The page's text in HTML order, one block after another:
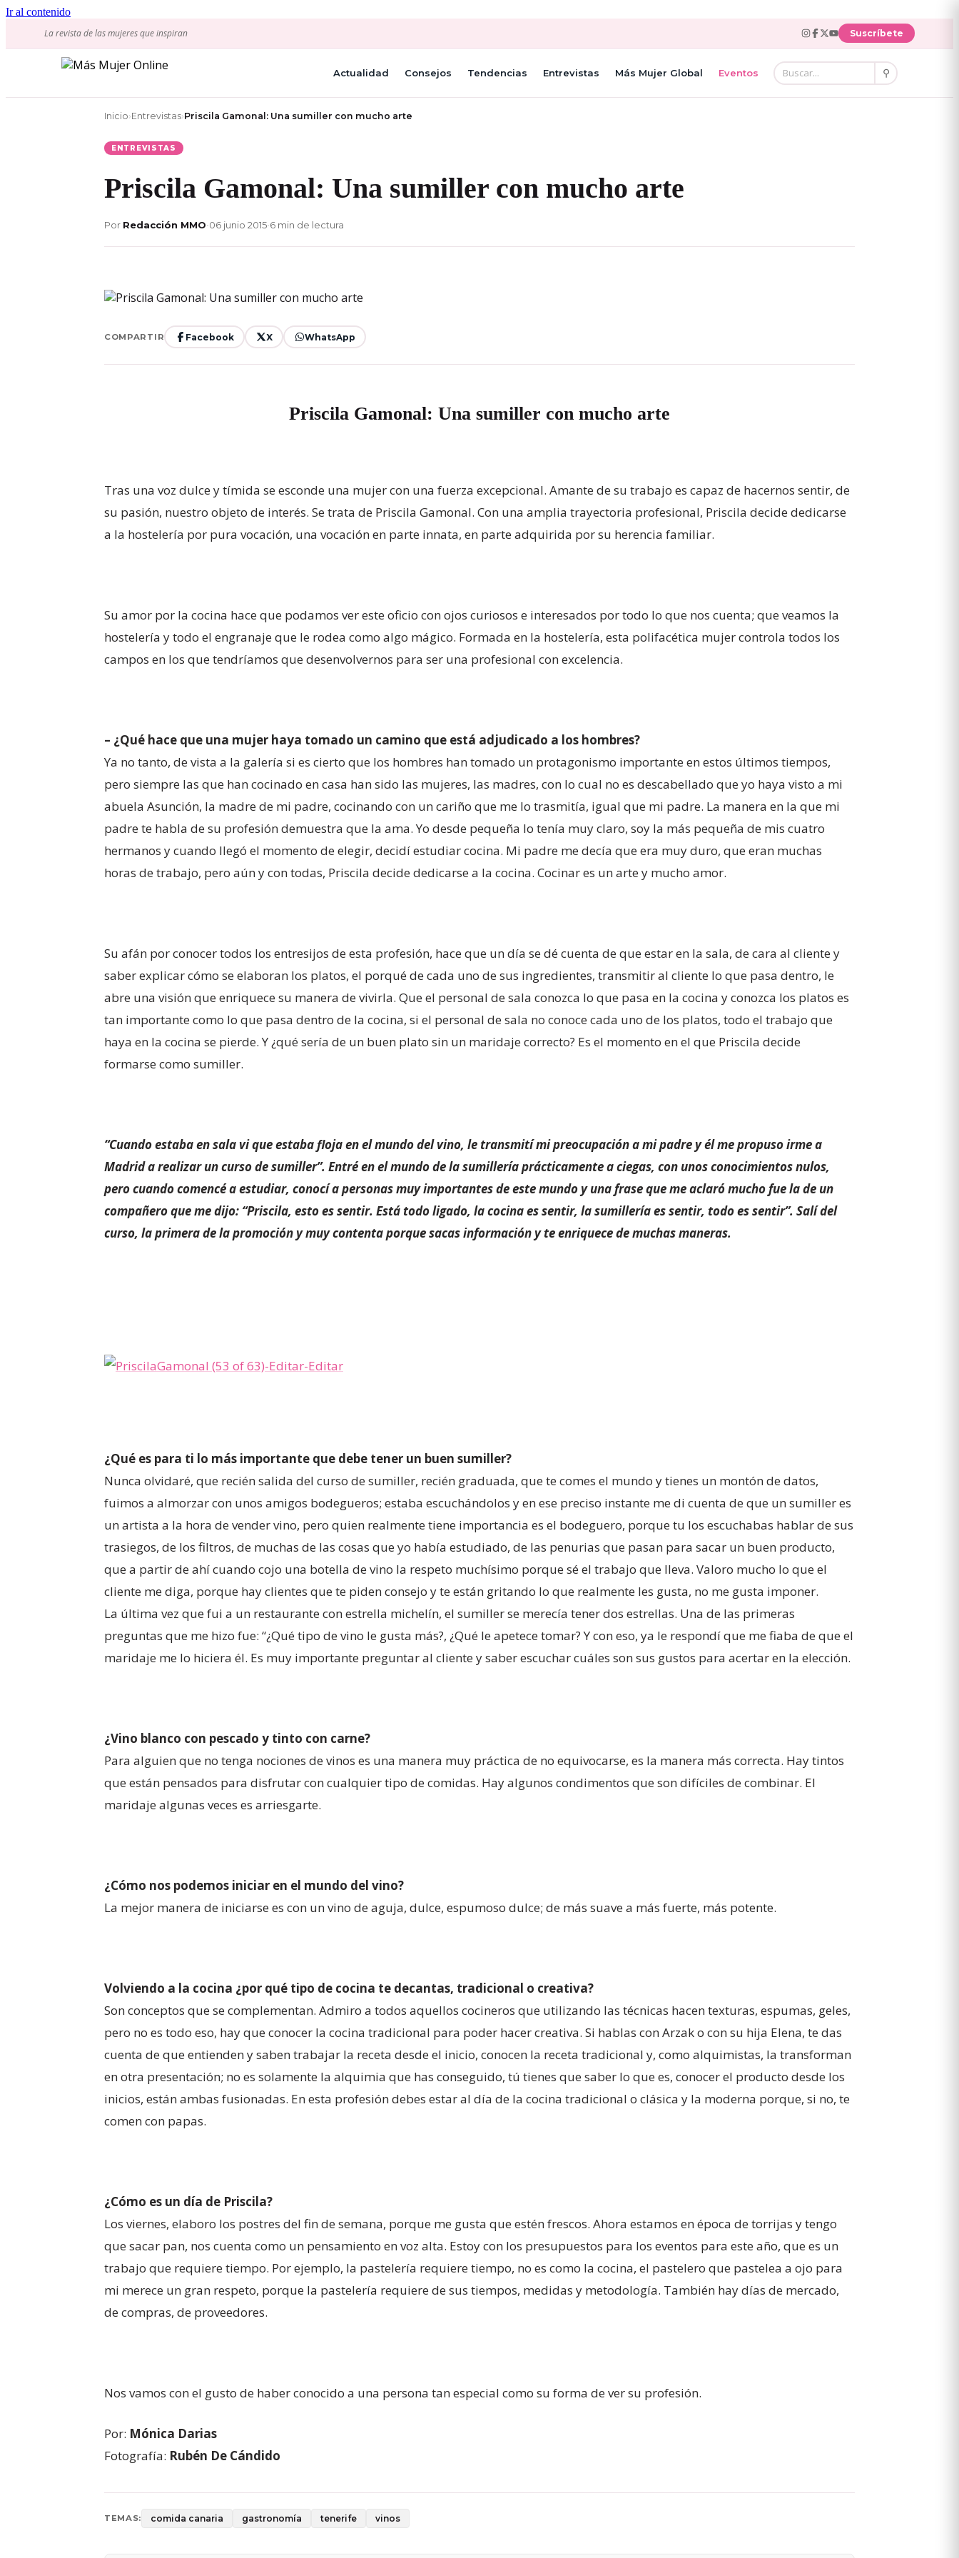
Ir al contenido
La revista de las mujeres que inspiran
Suscríbete
Actualidad Consejos Tendencias Entrevistas Más Mujer Global Eventos ⚲
Inicio›Entrevistas›Priscila Gamonal: Una sumiller con mucho arte
ENTREVISTAS
Priscila Gamonal: Una sumiller con mucho arte
Por Redacción MMO•06 junio 2015•6 min de lectura
COMPARTIR Facebook X WhatsApp
Priscila Gamonal: Una sumiller con mucho arte
Tras una voz dulce y tímida se esconde una mujer con una fuerza excepcional. Amante de su trabajo es capaz de hacernos sentir, de
su pasión, nuestro objeto de interés. Se trata de Priscila Gamonal. Con una amplia trayectoria profesional, Priscila decide dedicarse
a la hostelería por pura vocación, una vocación en parte innata, en parte adquirida por su herencia familiar.
Su amor por la cocina hace que podamos ver este oficio con ojos curiosos e interesados por todo lo que nos cuenta; que veamos la
hostelería y todo el engranaje que le rodea como algo mágico. Formada en la hostelería, esta polifacética mujer controla todos los
campos en los que tendríamos que desenvolvernos para ser una profesional con excelencia.
– ¿Qué hace que una mujer haya tomado un camino que está adjudicado a los hombres?
Ya no tanto, de vista a la galería si es cierto que los hombres han tomado un protagonismo importante en estos últimos tiempos,
pero siempre las que han cocinado en casa han sido las mujeres, las madres, con lo cual no es descabellado que yo haya visto a mi
abuela Asunción, la madre de mi padre, cocinando con un cariño que me lo trasmitía, igual que mi padre. La manera en la que mi
padre te habla de su profesión demuestra que la ama. Yo desde pequeña lo tenía muy claro, soy la más pequeña de mis cuatro
hermanos y cuando llegó el momento de elegir, decidí estudiar cocina. Mi padre me decía que era muy duro, que eran muchas
horas de trabajo, pero aún y con todas, Priscila decide dedicarse a la cocina. Cocinar es un arte y mucho amor.
Su afán por conocer todos los entresijos de esta profesión, hace que un día se dé cuenta de que estar en la sala, de cara al cliente y
saber explicar cómo se elaboran los platos, el porqué de cada uno de sus ingredientes, transmitir al cliente lo que pasa dentro, le
abre una visión que enriquece su manera de vivirla. Que el personal de sala conozca lo que pasa en la cocina y conozca los platos es
tan importante como lo que pasa dentro de la cocina, si el personal de sala no conoce cada uno de los platos, todo el trabajo que
haya en la cocina se pierde. Y ¿qué sería de un buen plato sin un maridaje correcto? Es el momento en el que Priscila decide
formarse como sumiller.
“Cuando estaba en sala vi que estaba floja en el mundo del vino, le transmití mi preocupación a mi padre y él me propuso irme a
Madrid a realizar un curso de sumiller”. Entré en el mundo de la sumillería prácticamente a ciegas, con unos conocimientos nulos,
pero cuando comencé a estudiar, conocí a personas muy importantes de este mundo y una frase que me aclaró mucho fue la de un
compañero que me dijo: “Priscila, esto es sentir. Está todo ligado, la cocina es sentir, la sumillería es sentir, todo es sentir”. Salí del
curso, la primera de la promoción y muy contenta porque sacas información y te enriquece de muchas maneras.
¿Qué es para ti lo más importante que debe tener un buen sumiller?
Nunca olvidaré, que recién salida del curso de sumiller, recién graduada, que te comes el mundo y tienes un montón de datos,
fuimos a almorzar con unos amigos bodegueros; estaba escuchándolos y en ese preciso instante me di cuenta de que un sumiller es
un artista a la hora de vender vino, pero quien realmente tiene importancia es el bodeguero, porque tu los escuchabas hablar de sus
trasiegos, de los filtros, de muchas de las cosas que yo había estudiado, de las penurias que pasan para sacar un buen producto,
que a partir de ahí cuando cojo una botella de vino la respeto muchísimo porque sé el trabajo que lleva. Valoro mucho lo que el
cliente me diga, porque hay clientes que te piden consejo y te están gritando lo que realmente les gusta, no me gusta imponer.
La última vez que fui a un restaurante con estrella michelín, el sumiller se merecía tener dos estrellas. Una de las primeras
preguntas que me hizo fue: “¿Qué tipo de vino le gusta más?, ¿Qué le apetece tomar? Y con eso, ya le respondí que me fiaba de que el
maridaje me lo hiciera él. Es muy importante preguntar al cliente y saber escuchar cuáles son sus gustos para acertar en la elección.
¿Vino blanco con pescado y tinto con carne?
Para alguien que no tenga nociones de vinos es una manera muy práctica de no equivocarse, es la manera más correcta. Hay tintos
que están pensados para disfrutar con cualquier tipo de comidas. Hay algunos condimentos que son difíciles de combinar. El
maridaje algunas veces es arriesgarte.
¿Cómo nos podemos iniciar en el mundo del vino?
La mejor manera de iniciarse es con un vino de aguja, dulce, espumoso dulce; de más suave a más fuerte, más potente.
Volviendo a la cocina ¿por qué tipo de cocina te decantas, tradicional o creativa?
Son conceptos que se complementan. Admiro a todos aquellos cocineros que utilizando las técnicas hacen texturas, espumas, geles,
pero no es todo eso, hay que conocer la cocina tradicional para poder hacer creativa. Si hablas con Arzak o con su hija Elena, te das
cuenta de que entienden y saben trabajar la receta desde el inicio, conocen la receta tradicional y, como alquimistas, la transforman
en otra presentación; no es solamente la alquimia que has conseguido, tú tienes que saber lo que es, conocer el producto desde los
inicios, están ambas fusionadas. En esta profesión debes estar al día de la cocina tradicional o clásica y la moderna porque, si no, te
comen con papas.
¿Cómo es un día de Priscila?
Los viernes, elaboro los postres del fin de semana, porque me gusta que estén frescos. Ahora estamos en época de torrijas y tengo
que sacar pan, nos cuenta como un pensamiento en voz alta. Estoy con los presupuestos para los eventos para este año, que es un
trabajo que requiere tiempo. Por ejemplo, la pastelería requiere tiempo, no es como la cocina, el pastelero que pastelea a ojo para
mi merece un gran respeto, porque la pastelería requiere de sus tiempos, medidas y metodología. También hay días de mercado,
de compras, de proveedores.
Nos vamos con el gusto de haber conocido a una persona tan especial como su forma de ver su profesión.
Por: Mónica Darias
Fotografía: Rubén De Cándido
TEMAS: comida canaria gastronomía tenerife vinos